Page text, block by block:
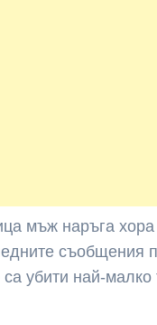
мъж наръга
съобщения
са убити най-